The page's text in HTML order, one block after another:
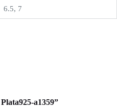
6.5, 7
a1359”